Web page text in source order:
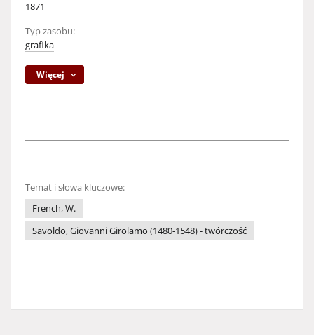
1871
Typ zasobu:
grafika
Więcej
Temat i słowa kluczowe:
French, W.
Savoldo, Giovanni Girolamo (1480-1548) - twórczość